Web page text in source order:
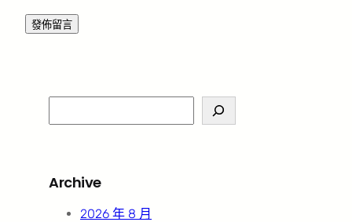
e
c
Archive
2026 年 8 月